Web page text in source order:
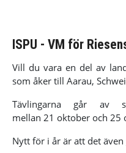
ISPU - VM för
Vill du vara en del av
som åker till Aarau,
Tävlingarna går av
mellan 21 oktober och 25
Nytt för i år är att det även